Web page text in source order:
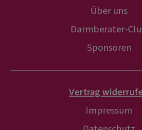
Über uns
Darmberater-
Sponsoren
Vertrag
Impressum